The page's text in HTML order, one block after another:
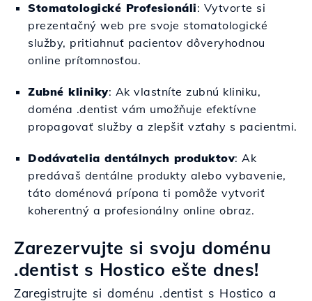
Stomatologické Profesionáli: Vytvorte si
prezentačný web pre svoje stomatologické
služby, pritiahnuť pacientov dôveryhodnou
online prítomnosťou.
Zubné kliniky: Ak vlastníte zubnú kliniku,
doména .dentist vám umožňuje efektívne
propagovať služby a zlepšiť vzťahy s pacientmi.
Dodávatelia dentálnych produktov: Ak
predávaš dentálne produkty alebo vybavenie,
táto doménová prípona ti pomôže vytvoriť
koherentný a profesionálny online obraz.
Zarezervujte si svoju doménu
.dentist s Hostico ešte dnes!
Zaregistrujte si doménu .dentist s Hostico a